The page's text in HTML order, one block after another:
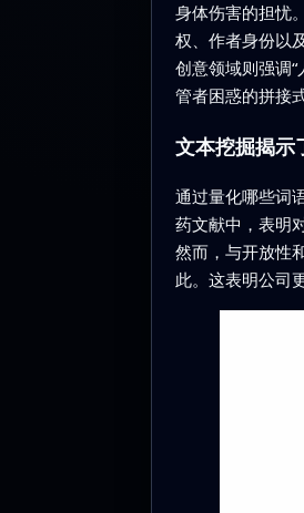
身体伤害的担忧
权、作者身份以
创意领域则强调
管者困惑的拼接
文本挖掘揭示
通过量化哪些词
药文献中，表明
然而，与开放性
此。这表明公司